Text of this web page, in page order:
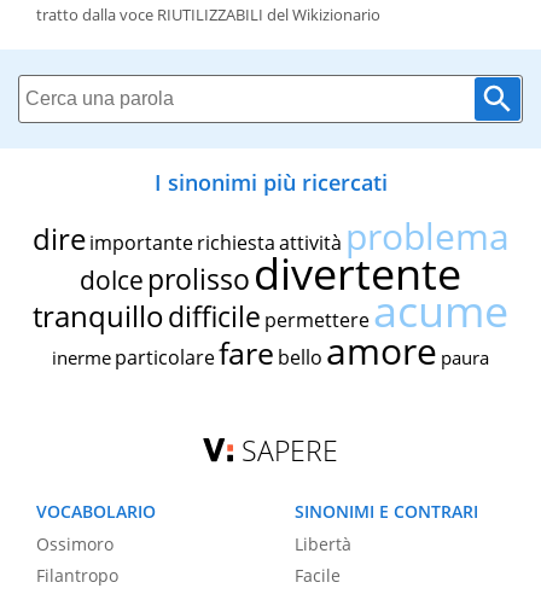
tratto dalla voce RIUTILIZZABILI del Wikizionario
I sinonimi più ricercati
dire importante richiestaattività problema
dolce prolissodivertente
tranquillodifficile permettereacume
inerme particolarefare bello amore paura
SAPERE
VOCABOLARIO
Ossimoro
Filantropo
SINONIMI E CONTRARI
Libertà
Facile